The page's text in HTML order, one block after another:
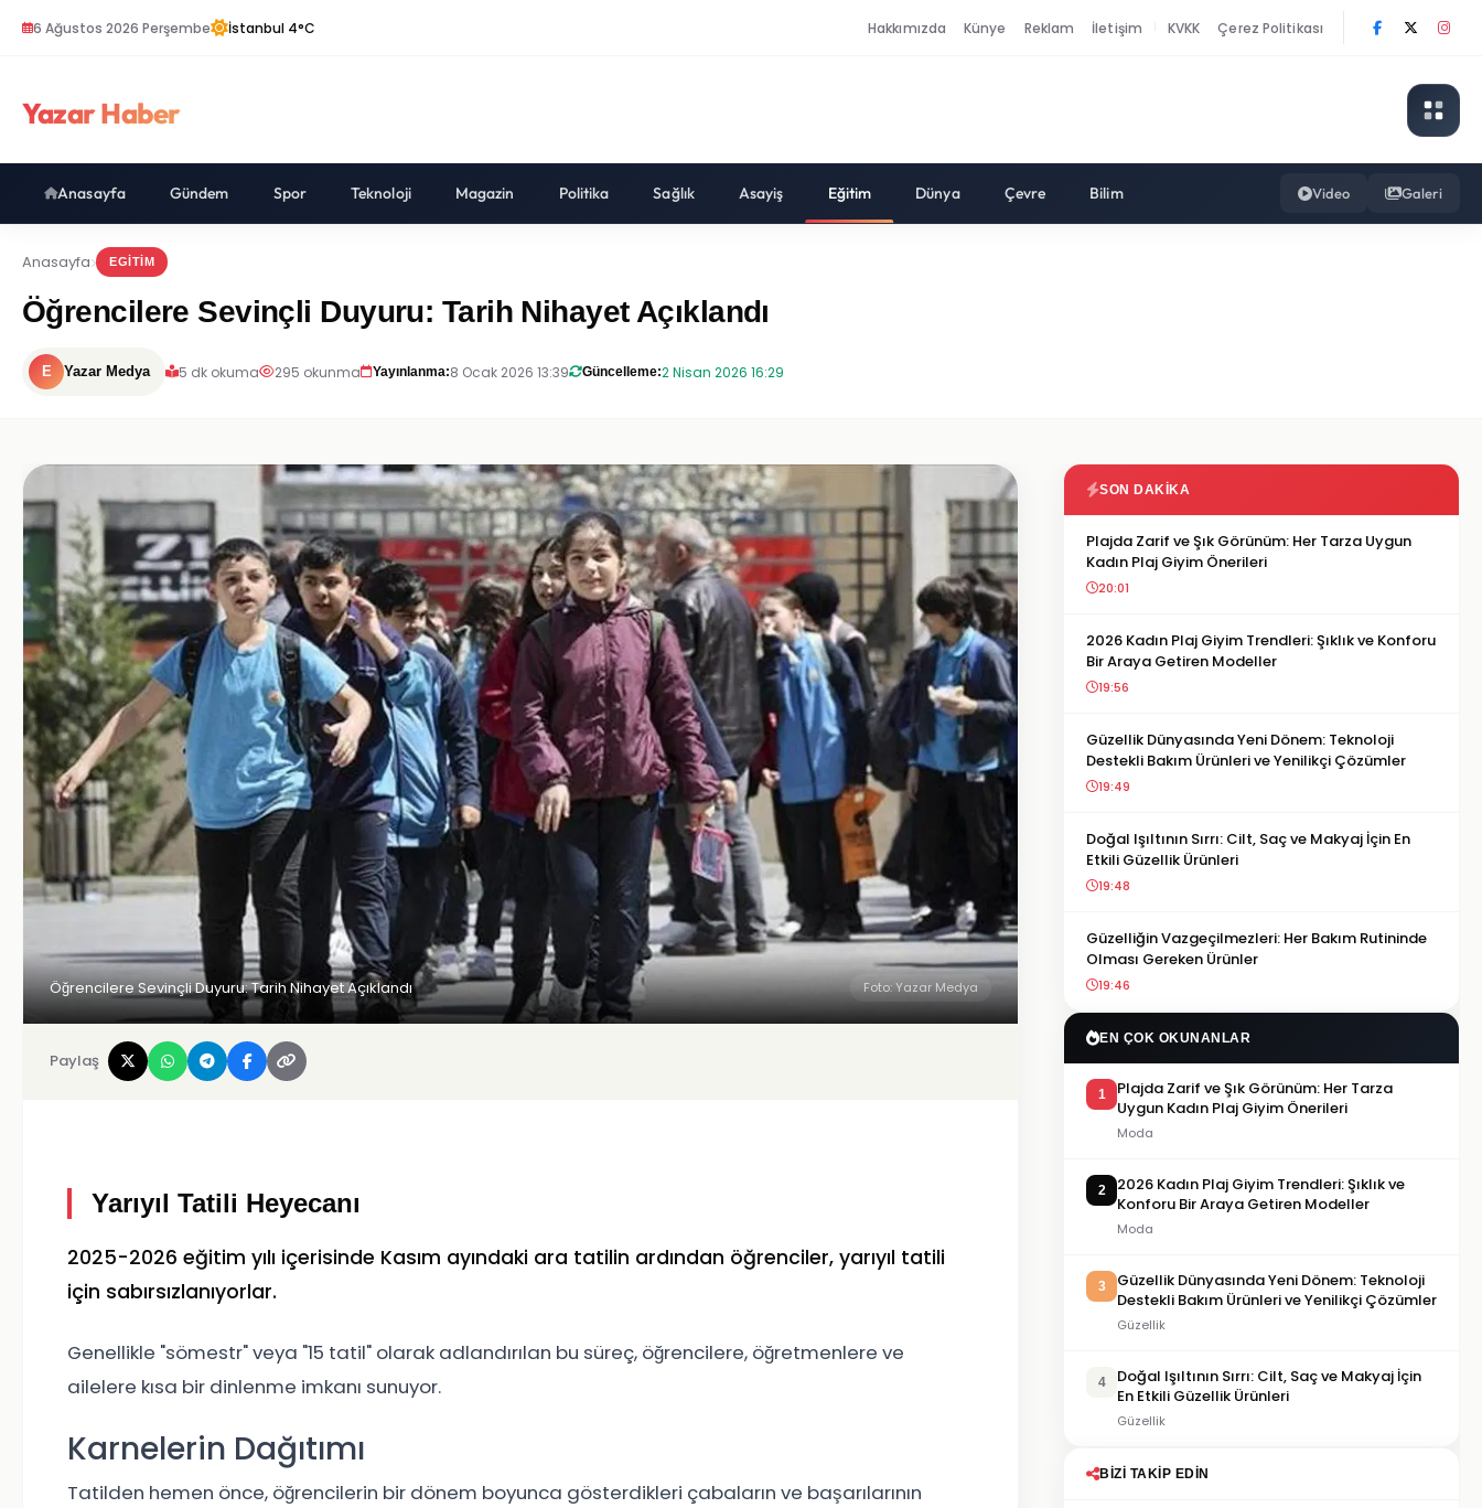
6 Ağustos 2026 Perşembe İstanbul 4°C Hakkımızda Künye Reklam İletişim KVKK Çerez Politikası
Yazar Haber
Anasayfa Gündem Spor Teknoloji Magazin Politika Sağlık Asayiş Eğitim Dünya Çevre Bilim Video Galeri
Anasayfa EGITIM
Öğrencilere Sevinçli Duyuru: Tarih Nihayet Açıklandı
E Yazar Medya 5 dk okuma 295 okunma Yayınlanma:8 Ocak 2026 13:39 Güncelleme:2 Nisan 2026 16:29
Öğrencilere Sevinçli Duyuru: Tarih Nihayet Açıklandı Foto: Yazar Medya
Paylaş
Yarıyıl Tatili Heyecanı
2025-2026 eğitim yılı içerisinde Kasım ayındaki ara tatilin ardından öğrenciler, yarıyıl tatili
için sabırsızlanıyorlar.
Genellikle "sömestr" veya "15 tatil" olarak adlandırılan bu süreç, öğrencilere, öğretmenlere ve
ailelere kısa bir dinlenme imkanı sunuyor.
Karnelerin Dağıtımı
Tatilden hemen önce, öğrencilerin bir dönem boyunca gösterdikleri çabaların ve başarılarının
SON DAKIKA
Plajda Zarif ve Şık Görünüm: Her Tarza Uygun
Kadın Plaj Giyim Önerileri
20:01
2026 Kadın Plaj Giyim Trendleri: Şıklık ve Konforu
Bir Araya Getiren Modeller
19:56
Güzellik Dünyasında Yeni Dönem: Teknoloji
Destekli Bakım Ürünleri ve Yenilikçi Çözümler
19:49
Doğal Işıltının Sırrı: Cilt, Saç ve Makyaj İçin En
Etkili Güzellik Ürünleri
19:48
Güzelliğin Vazgeçilmezleri: Her Bakım Rutininde
Olması Gereken Ürünler
19:46
EN ÇOK OKUNANLAR
1
Plajda Zarif ve Şık Görünüm: Her Tarza
Uygun Kadın Plaj Giyim Önerileri
Moda
2
2026 Kadın Plaj Giyim Trendleri: Şıklık ve
Konforu Bir Araya Getiren Modeller
Moda
3
Güzellik Dünyasında Yeni Dönem: Teknoloji
Destekli Bakım Ürünleri ve Yenilikçi Çözümler
Güzellik
4
Doğal Işıltının Sırrı: Cilt, Saç ve Makyaj İçin
En Etkili Güzellik Ürünleri
Güzellik
BIZI TAKIP EDIN